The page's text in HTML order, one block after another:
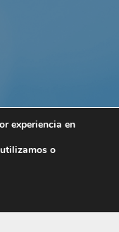
de la
gama de
la máxima
experiencia en
o